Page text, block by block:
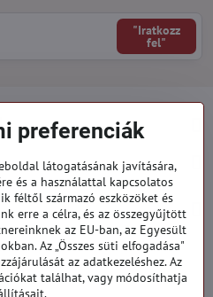
"Iratkozz
fel"
hod.
preferenciák
látogatásának javítására,
és a használattal kapcsolatos
féltől származó eszközöket és
erre a célra, és az összegyűjtött
az EU-ban, az Egyesült
Az „Összes süti elfogadása"
az adatkezeléshez. Az
találhat, vagy módosíthatja